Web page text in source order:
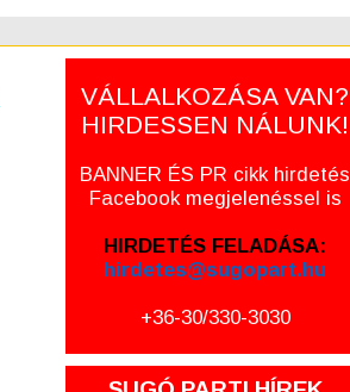
VÁLLALKOZÁSA VAN?
HIRDESSEN NÁLUNK!
BANNER ÉS PR cikk hirdetés
Facebook megjelenéssel is
HIRDETÉS FELADÁSA:
hirdetes@sugopart.hu
+36-30/330-3030